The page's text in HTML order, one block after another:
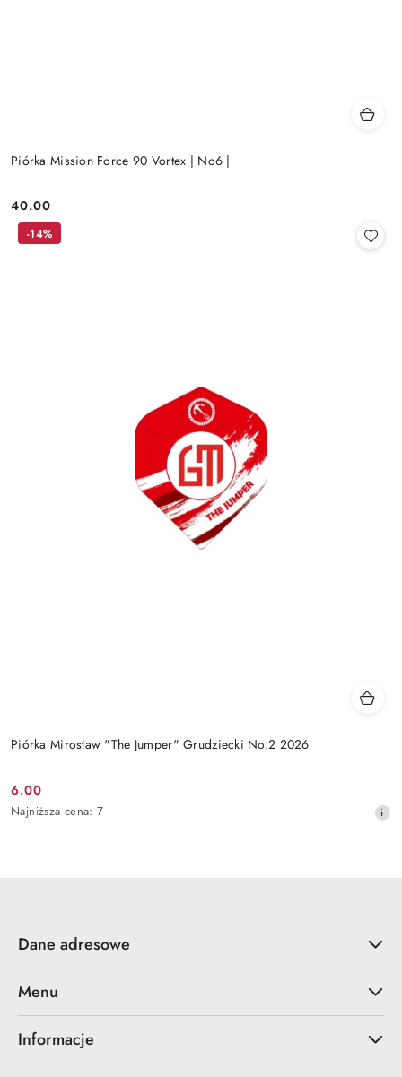
Piórka Mission Force 90 Vortex | No6 |
Cena:
40.00
Piórka Mirosław "The Jumper" Grudziecki No.2 2026
Cena
promocyjna:
6.00
Najniższa
Najniższa cena: 7
-14%
Dane adresowe
Menu
Informacje